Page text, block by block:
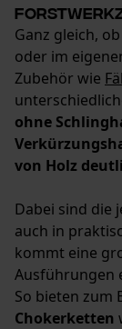
Ganz gleich,
oder im
Zubehör wie
ohne
von Holz
Dabei sind die
auch in
kommt eine
Ausführungen
So bieten zum
Chokerketten